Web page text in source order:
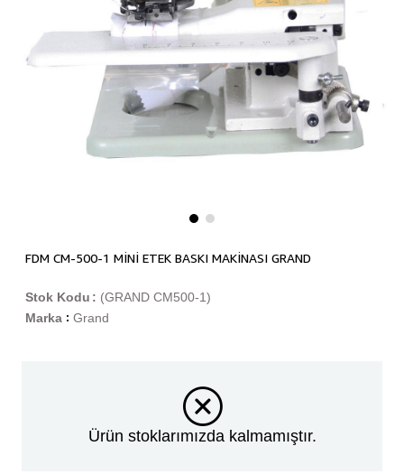
FDM CM-500-1 MİNİ ETEK BASKI MAKİNASI GRAND
(GRAND CM500-1)
Stok Kodu
Marka : Grand
Ürün stoklarımızda kalmamıştır.